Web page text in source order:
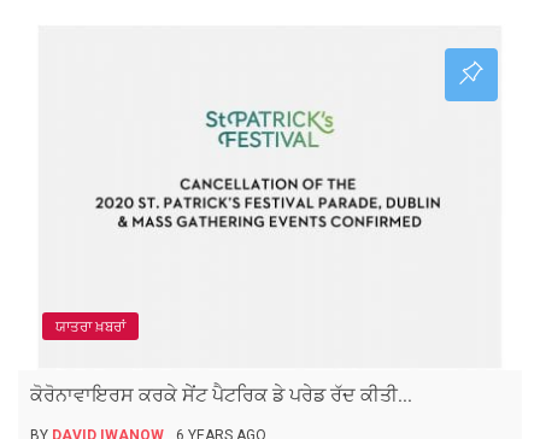
ਯਾਤਰਾ ਖ਼ਬਰਾਂ
ਕੋਰੋਨਾਵਾਇਰਸ ਕਰਕੇ ਸੇਂਟ ਪੈਟਰਿਕ ਡੇ ਪਰੇਡ ਰੱਦ ਕੀਤੀ...